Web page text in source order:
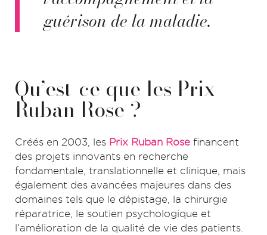
guérison de la maladie.
Qu’est-ce que les Prix
Ruban Rose ?
Créés en 2003, les Prix Ruban Rose financent
des projets innovants en recherche
fondamentale, translationnelle et clinique, mais
également des avancées majeures dans des
domaines tels que le dépistage, la chirurgie
réparatrice, le soutien psychologique et
l’amélioration de la qualité de vie des patients.